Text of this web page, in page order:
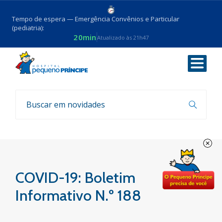
Tempo de espera — Emergência Convênios e Particular
(pediatria):
20min Atualizado às 21h47
Voltar
Boletim COVID-19
COVID-19: Boletim
Informativo N.º 188